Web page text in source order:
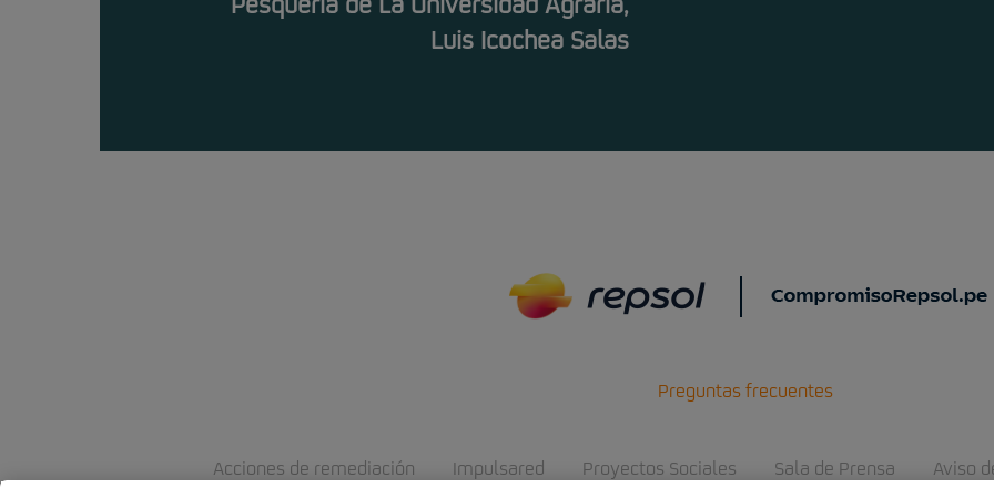
Luis Icochea Salas
Preguntas frecuentes
Acciones de remediación Impulsared Proyectos Sociales Sala de Prensa Aviso